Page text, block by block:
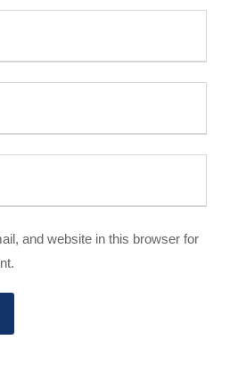
and website in this browser for